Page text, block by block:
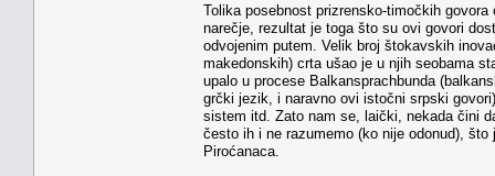
Tolika posebnost prizrensko-timočkih
narečje, rezultat je toga što su ovi govori
odvojenim putem. Velik broj štokavskih
makedonskih) crta ušao je u njih seobama
upalo u procese Balkansprachbunda
grčki jezik, i naravno ovi istočni srpski
sistem itd. Zato nam se, laički, nekada čini
često ih i ne razumemo (ko nije odonud),
Piroćanaca.